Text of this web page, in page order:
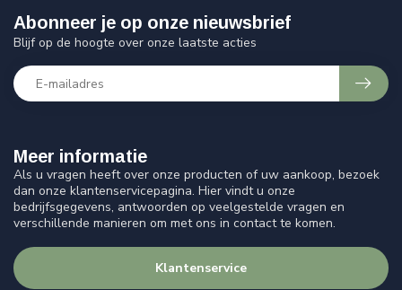
Meer informatie
Als u vragen heeft over onze producten of uw aankoop, bezoek
dan onze klantenservicepagina. Hier vindt u onze
bedrijfsgegevens, antwoorden op veelgestelde vragen en
verschillende manieren om met ons in contact te komen.
Klantenservice
Abonneer je op onze nieuwsbrief
Blijf op de hoogte over onze laatste acties